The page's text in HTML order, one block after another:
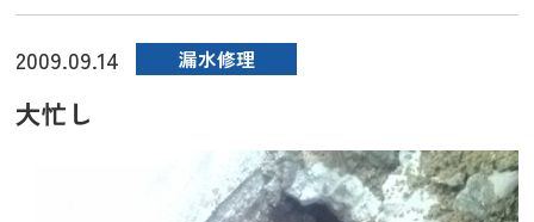
2009.09.14 漏水修理
大忙し